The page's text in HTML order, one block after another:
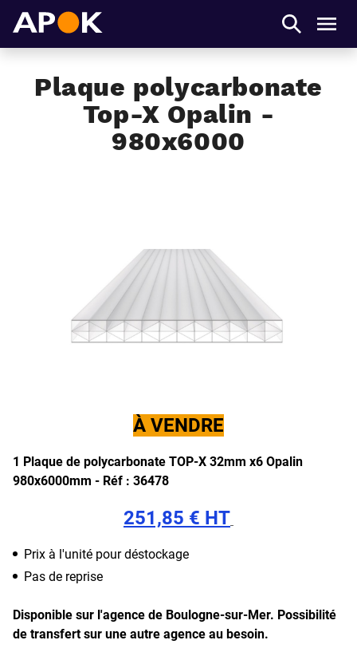
Plaque polycarbonate
Top-X Opalin -
980x6000
À VENDRE
1 Plaque de polycarbonate TOP-X 32mm x6 Opalin
980x6000mm - Réf : 36478
251,85 € HT
Prix à l'unité pour déstockage
Pas de reprise
Disponible sur l'agence de Boulogne-sur-Mer. Possibilité
de transfert sur une autre agence au besoin.